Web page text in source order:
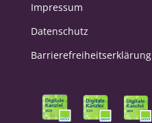
Impressum
Datenschutz
Barrierefreiheitserklärung